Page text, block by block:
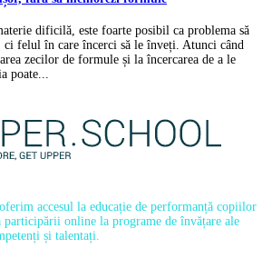
dificilă, este foarte posibil ca problema să
ci felul în care încerci să le înveți. Atunci când
zecilor de formule și la încercarea de a le
poate...
accesul la educație de performanță copiilor
online la programe de învățare ale
și talentați.